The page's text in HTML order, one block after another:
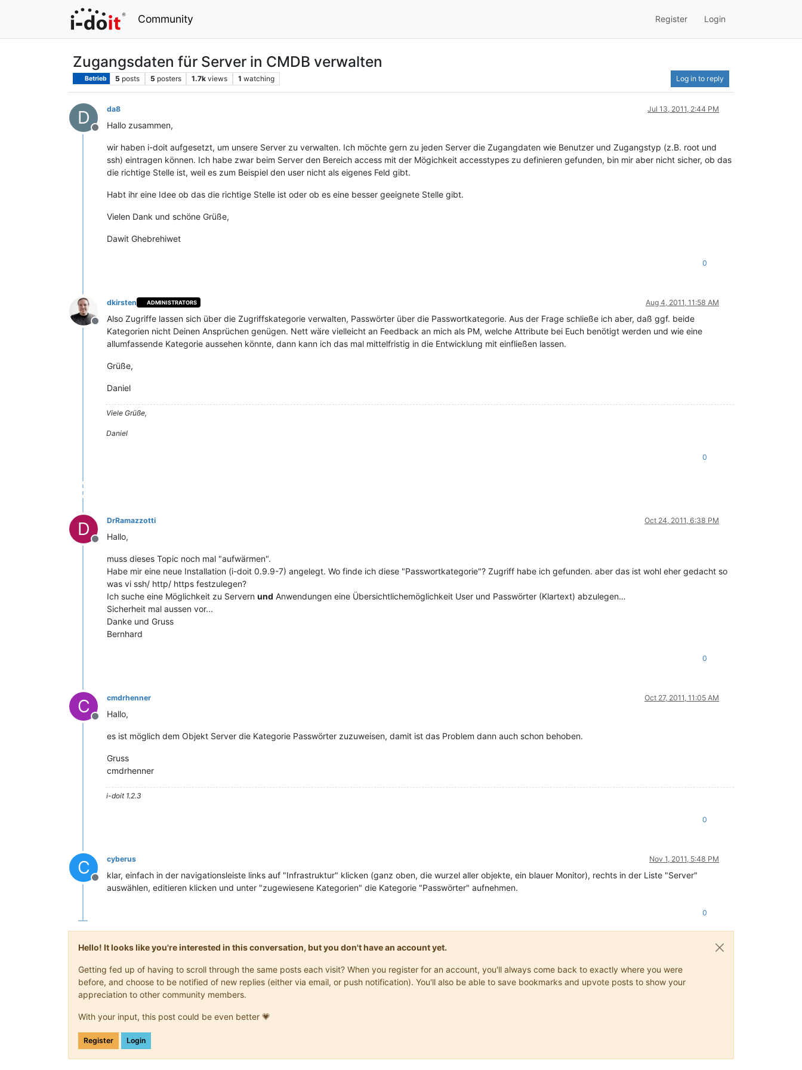
Community Register Login
Zugangsdaten für Server in CMDB verwalten
Betrieb 5 posts 5 posters 1.7k views 1 watching Log in to reply
D
Offline
da8 Jul 13, 2011, 2:44 PM
Hallo zusammen,
wir haben i-doit aufgesetzt, um unsere Server zu verwalten. Ich möchte gern zu jeden Server die Zugangdaten wie Benutzer und Zugangstyp (z.B. root und
ssh) eintragen können. Ich habe zwar beim Server den Bereich access mit der Mögichkeit accesstypes zu definieren gefunden, bin mir aber nicht sicher, ob das
die richtige Stelle ist, weil es zum Beispiel den user nicht als eigenes Feld gibt.
Habt ihr eine Idee ob das die richtige Stelle ist oder ob es eine besser geeignete Stelle gibt.
Vielen Dank und schöne Grüße,
Dawit Ghebrehiwet
0
Offline
dkirsten ADMINISTRATORS Aug 4, 2011, 11:58 AM
Also Zugriffe lassen sich über die Zugriffskategorie verwalten, Passwörter über die Passwortkategorie. Aus der Frage schließe ich aber, daß ggf. beide
Kategorien nicht Deinen Ansprüchen genügen. Nett wäre vielleicht an Feedback an mich als PM, welche Attribute bei Euch benötigt werden und wie eine
allumfassende Kategorie aussehen könnte, dann kann ich das mal mittelfristig in die Entwicklung mit einfließen lassen.
Grüße,
Daniel
Viele Grüße,
Daniel
0
D
Offline
DrRamazzotti Oct 24, 2011, 6:38 PM
Hallo,
muss dieses Topic noch mal "aufwärmen".
Habe mir eine neue Installation (i-doit 0.9.9-7) angelegt. Wo finde ich diese "Passwortkategorie"? Zugriff habe ich gefunden. aber das ist wohl eher gedacht so
was vi ssh/ http/ https festzulegen?
Ich suche eine Möglichkeit zu Servern und Anwendungen eine Übersichtlichemöglichkeit User und Passwörter (Klartext) abzulegen…
Sicherheit mal aussen vor...
Danke und Gruss
Bernhard
0
C
Offline
cmdrhenner Oct 27, 2011, 11:05 AM
Hallo,
es ist möglich dem Objekt Server die Kategorie Passwörter zuzuweisen, damit ist das Problem dann auch schon behoben.
Gruss
cmdrhenner
i-doit 1.2.3
0
C
Offline
cyberus Nov 1, 2011, 5:48 PM
klar, einfach in der navigationsleiste links auf "Infrastruktur" klicken (ganz oben, die wurzel aller objekte, ein blauer Monitor), rechts in der Liste "Server"
auswählen, editieren klicken und unter "zugewiesene Kategorien" die Kategorie "Passwörter" aufnehmen.
0
Hello! It looks like you're interested in this conversation, but you don't have an account yet.
Getting fed up of having to scroll through the same posts each visit? When you register for an account, you'll always come back to exactly where you were
before, and choose to be notified of new replies (either via email, or push notification). You'll also be able to save bookmarks and upvote posts to show your
appreciation to other community members.
With your input, this post could be even better 💗
Register Login